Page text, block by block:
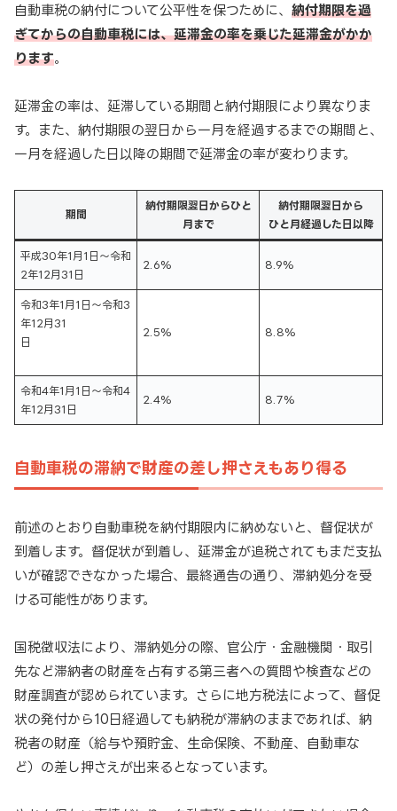
自動車税の納付について公平性を保つために、 納付期限を過
ぎてからの自動車税には、延滞金の率を乗じた延滞金がかか
ります。
延滞金の率は、延滞している期間と納付期限により異なりま
す。また、納付期限の翌日から一月を経過するまでの期間と、
一月を経過した日以降の期間で延滞金の率が変わります。
期間
納付期限翌日からひと
月まで
納付期限翌日から
ひと月経過した日以降
平成30年1月1日～令和
2年12月31日
2.6% 8.9%
令和3年1月1日～令和3
年12月31
日
2.5% 8.8%
令和4年1月1日～令和4
年12月31日
2.4% 8.7%
自動車税の滞納で財産の差し押さえもあり得る
前述のとおり自動車税を納付期限内に納めないと、督促状が
到着します。督促状が到着し、延滞金が追税されてもまだ支払
いが確認できなかった場合、最終通告の通り、滞納処分を受
ける可能性があります。
国税徴収法により、滞納処分の際、官公庁・金融機関・取引
先など滞納者の財産を占有する第三者への質問や検査などの
財産調査が認められています。さらに地方税法によって、督促
状の発付から10日経過しても納税が滞納のままであれば、納
税者の財産（給与や預貯金、生命保険、不動産、自動車な
ど）の差し押さえが出来るとなっています。